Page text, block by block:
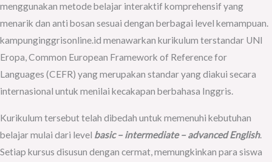
menggunakan metode belajar interaktif komprehensif yang
menarik dan anti bosan sesuai dengan berbagai level kemampuan.
kampunginggrisonline.id menawarkan kurikulum terstandar UNI
Eropa,Common European Framework of Reference for
Languages (CEFR) yang merupakan standar yang diakui secara
internasional untuk menilai kecakapan berbahasa Inggris.
Kurikulum tersebut telah dibedah untuk memenuhi kebutuhan
belajar mulai dari level basic – intermediate – advanced English.
Setiap kursus disusun dengan cermat, memungkinkan para siswa